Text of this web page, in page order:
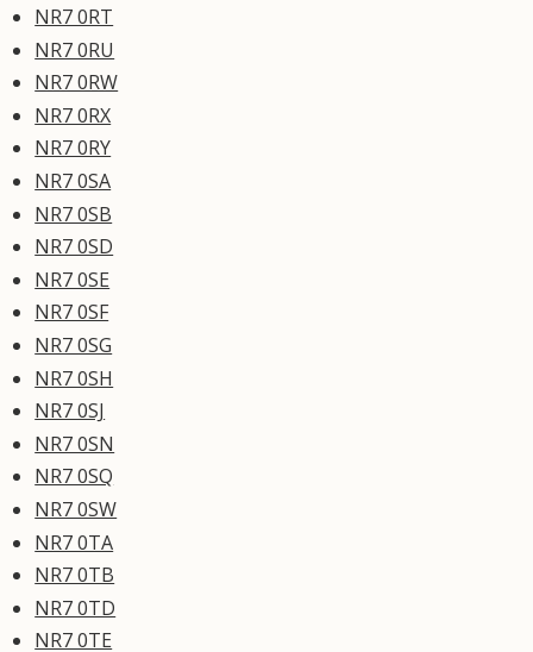
NR7 0RT
NR7 0RU
NR7 0RW
NR7 0RX
NR7 0RY
NR7 0SA
NR7 0SB
NR7 0SD
NR7 0SE
NR7 0SF
NR7 0SG
NR7 0SH
NR7 0SJ
NR7 0SN
NR7 0SQ
NR7 0SW
NR7 0TA
NR7 0TB
NR7 0TD
NR7 0TE